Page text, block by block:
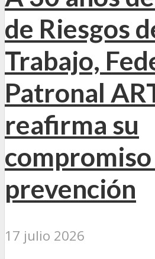
de Riesgos
Trabajo,
Patronal
reafirma su
compromiso
prevención
17 julio 2026